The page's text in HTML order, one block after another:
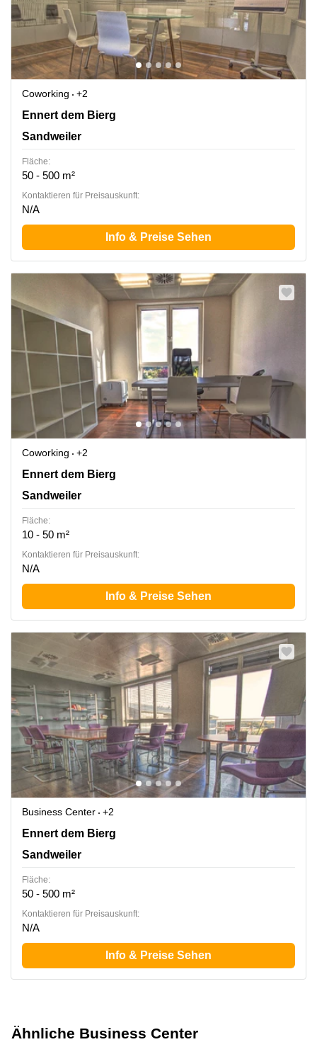
Coworking
+2
2b Ennert dem Bierg, Sandweiler
Ennert dem Bierg
Sandweiler
Fläche:
50 - 500 m²
Kontaktieren für Preisauskunft:
N/A
Info & Preise Sehen
Coworking
+2
2b Ennert dem Bierg, Sandweiler
Ennert dem Bierg
Sandweiler
Fläche:
10 - 50 m²
Kontaktieren für Preisauskunft:
N/A
Info & Preise Sehen
Business Center
+2
2b Ennert dem Bierg, Sandweiler
Ennert dem Bierg
Sandweiler
Fläche:
50 - 500 m²
Kontaktieren für Preisauskunft:
N/A
Info & Preise Sehen
Ähnliche Business Center